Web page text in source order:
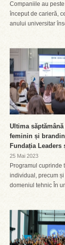
Companiile au
început de carieră,
anului universitar
Ultima
feminin și
Fundația Leaders
25 Mai 2023
Programul cuprinde
individual, precum
domeniul tehnic În